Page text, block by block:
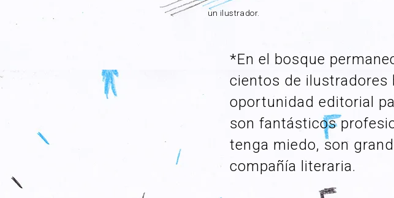
un ilustrador.
*En el bosque
cientos de ilustradores
oportunidad editorial
son fantásticos
tenga miedo, son
compañía literaria.